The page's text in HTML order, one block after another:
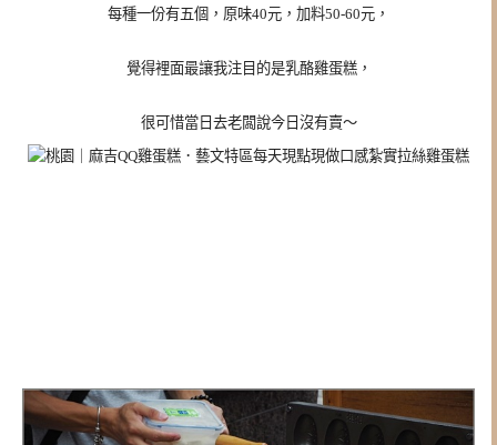
每種一份有五個，原味40元，加料50-60元，
覺得裡面最讓我注目的是乳酪雞蛋糕，
很可惜當日去老闆說今日沒有賣～